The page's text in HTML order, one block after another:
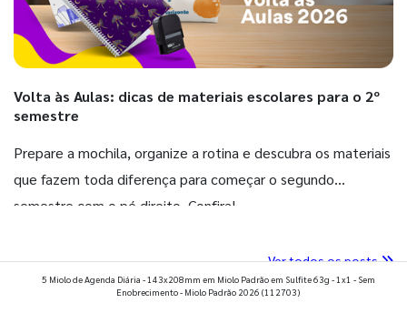
Volta às Aulas: dicas de materiais escolares para o 2º
semestre
Prepare a mochila, organize a rotina e descubra os materiais
que fazem toda diferença para começar o segundo
semestre com o pé direito. Confira!
Ver todos os posts
5 Miolo de Agenda Diária - 143x208mm em Miolo Padrão em Sulfite 63g - 1x1 - Sem
Enobrecimento - Miolo Padrão 2026 (112703)